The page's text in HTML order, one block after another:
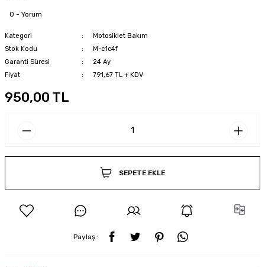
0 - Yorum
Kategori
Motosiklet Bakım
Stok Kodu
M-c1c4f
Garanti Süresi
24 Ay
Fiyat
791,67 TL + KDV
950,00 TL
SEPETE EKLE
Paylaş :